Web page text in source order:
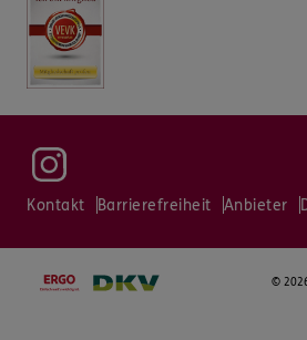
Kontakt Barrierefreiheit Anbieter
©